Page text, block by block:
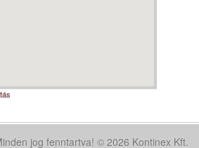
jog fenntartva! © 2026 Kontinex Kft.